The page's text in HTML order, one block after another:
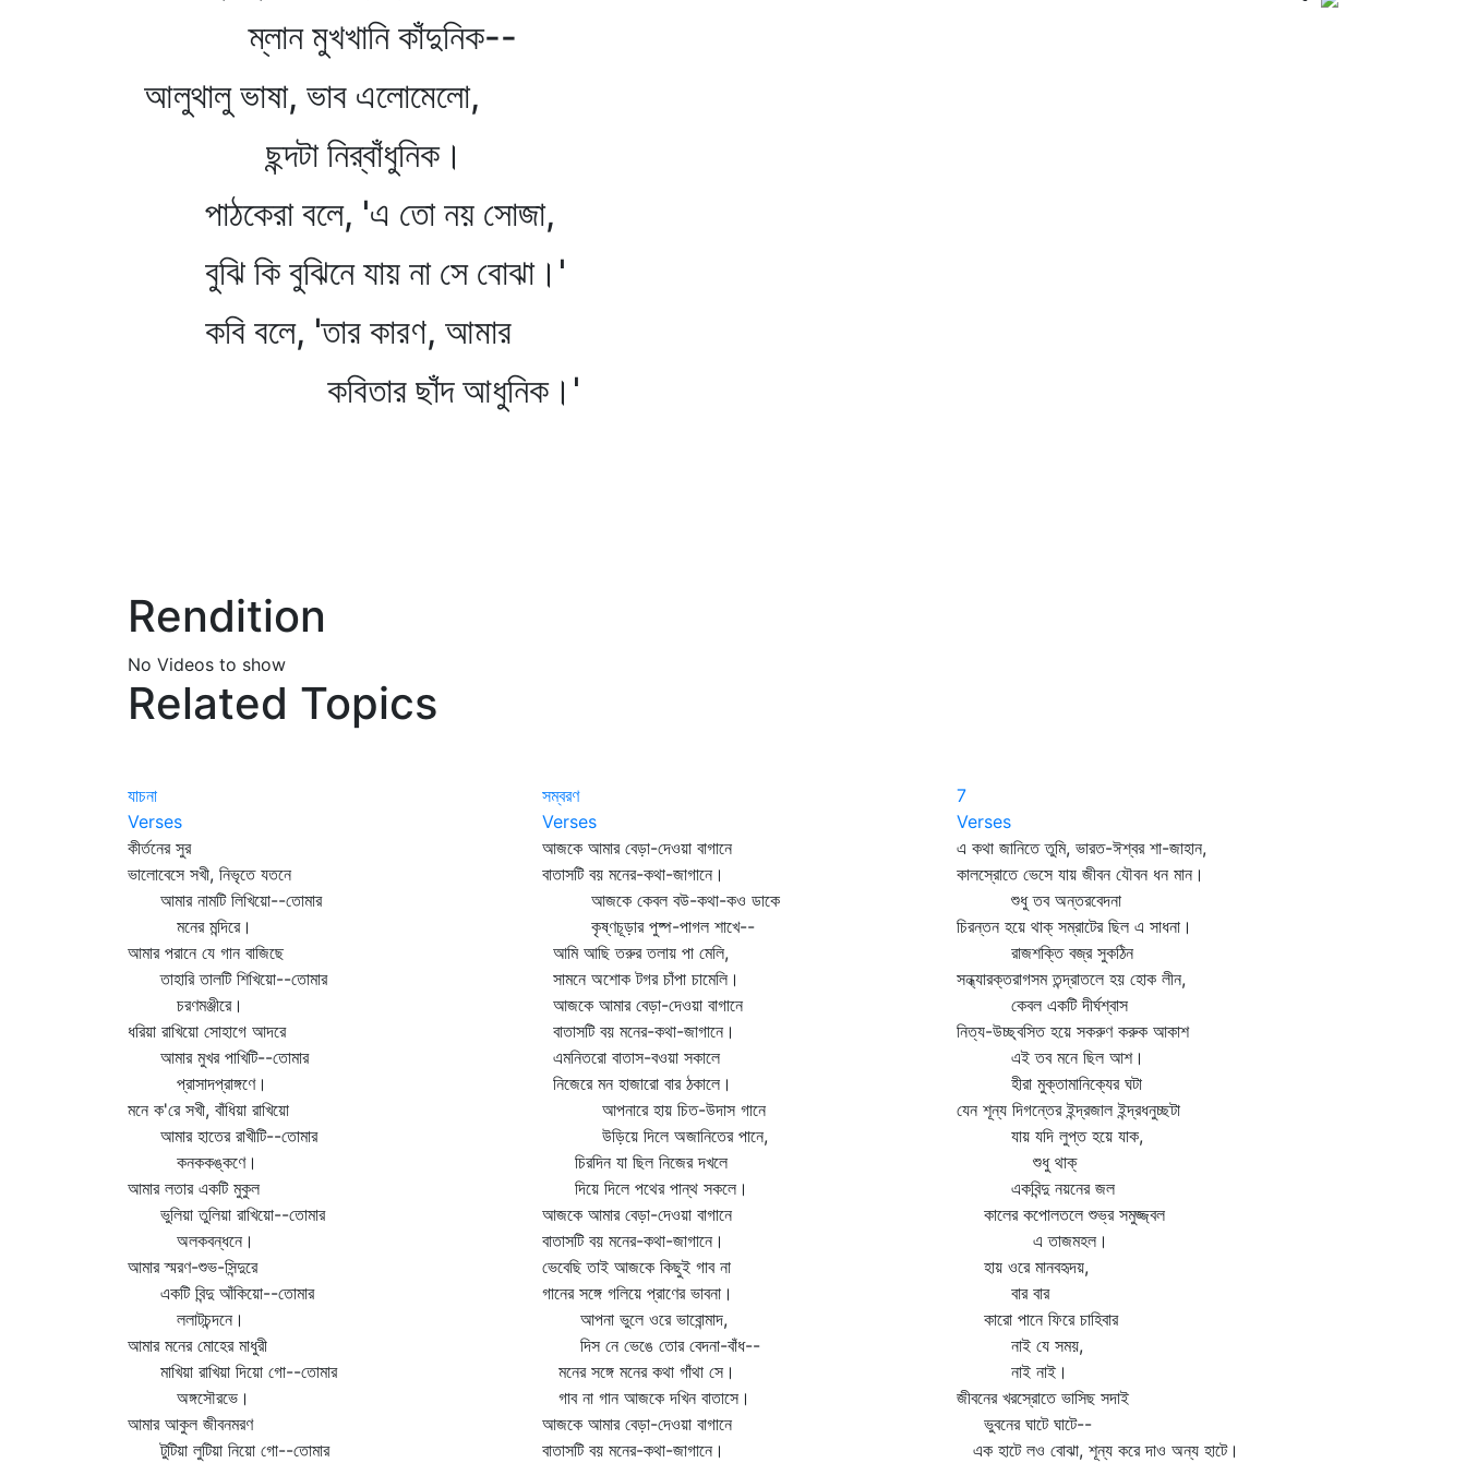
ম্লান মুখখানি কাঁদুনিক--
আলুথালু ভাষা, ভাব এলোমেলো,
ছন্দটা নির্‌বাঁধুনিক।
পাঠকেরা বলে, 'এ তো নয় সোজা,
বুঝি কি বুঝিনে যায় না সে বোঝা।'
কবি বলে, 'তার কারণ, আমার
কবিতার ছাঁদ আধুনিক।'
Rendition
No Videos to show
Related Topics
যাচনা
Verses
কীর্তনের সুর
ভালোবেসে সখী, নিভৃতে যতনে
আমার নামটি লিখিয়ো--তোমার
মনের মন্দিরে।
আমার পরানে যে গান বাজিছে
তাহারি তালটি শিখিয়ো--তোমার
চরণমঞ্জীরে।
ধরিয়া রাখিয়ো সোহাগে আদরে
আমার মুখর পাখিটি--তোমার
প্রাসাদপ্রাঙ্গণে।
মনে ক'রে সখী, বাঁধিয়া রাখিয়ো
আমার হাতের রাখীটি--তোমার
কনককঙ্কণে।
আমার লতার একটি মুকুল
ভুলিয়া তুলিয়া রাখিয়ো--তোমার
অলকবন্ধনে।
আমার স্মরণ-শুভ-সিন্দুরে
একটি বিন্দু আঁকিয়ো--তোমার
ললাটচন্দনে।
আমার মনের মোহের মাধুরী
মাখিয়া রাখিয়া দিয়ো গো--তোমার
অঙ্গসৌরভে।
আমার আকুল জীবনমরণ
টুটিয়া লুটিয়া নিয়ো গো--তোমার
সম্বরণ
Verses
আজকে আমার বেড়া-দেওয়া বাগানে
বাতাসটি বয় মনের-কথা-জাগানে।
আজকে কেবল বউ-কথা-কও ডাকে
কৃষ্ণচূড়ার পুষ্প-পাগল শাখে--
আমি আছি তরুর তলায় পা মেলি,
সামনে অশোক টগর চাঁপা চামেলি।
আজকে আমার বেড়া-দেওয়া বাগানে
বাতাসটি বয় মনের-কথা-জাগানে।
এমনিতরো বাতাস-বওয়া সকালে
নিজেরে মন হাজারো বার ঠকালে।
আপনারে হায় চিত-উদাস গানে
উড়িয়ে দিলে অজানিতের পানে,
চিরদিন যা ছিল নিজের দখলে
দিয়ে দিলে পথের পান্থ সকলে।
আজকে আমার বেড়া-দেওয়া বাগানে
বাতাসটি বয় মনের-কথা-জাগানে।
ভেবেছি তাই আজকে কিছুই গাব না
গানের সঙ্গে গলিয়ে প্রাণের ভাবনা।
আপনা ভুলে ওরে ভাবোন্মাদ,
দিস নে ভেঙে তোর বেদনা-বাঁধ--
মনের সঙ্গে মনের কথা গাঁথা সে।
গাব না গান আজকে দখিন বাতাসে।
আজকে আমার বেড়া-দেওয়া বাগানে
বাতাসটি বয় মনের-কথা-জাগানে।
7
Verses
এ কথা জানিতে তুমি, ভারত-ঈশ্বর শা-জাহান,
কালস্রোতে ভেসে যায় জীবন যৌবন ধন মান।
শুধু তব অন্তরবেদনা
চিরন্তন হয়ে থাক্‌ সম্রাটের ছিল এ সাধনা।
রাজশক্তি বজ্র সুকঠিন
সন্ধ্যারক্তরাগসম তন্দ্রাতলে হয় হোক লীন,
কেবল একটি দীর্ঘশ্বাস
নিত্য-উচ্ছ্বসিত হয়ে সকরুণ করুক আকাশ
এই তব মনে ছিল আশ।
হীরা মুক্তামানিক্যের ঘটা
যেন শূন্য দিগন্তের ইন্দ্রজাল ইন্দ্রধনুচ্ছটা
যায় যদি লুপ্ত হয়ে যাক,
শুধু থাক্‌
একবিন্দু নয়নের জল
কালের কপোলতলে শুভ্র সমুজ্জ্বল
এ তাজমহল।
হায় ওরে মানবহৃদয়,
বার বার
কারো পানে ফিরে চাহিবার
নাই যে সময়,
নাই নাই।
জীবনের খরস্রোতে ভাসিছ সদাই
ভুবনের ঘাটে ঘাটে--
এক হাটে লও বোঝা, শূন্য করে দাও অন্য হাটে।